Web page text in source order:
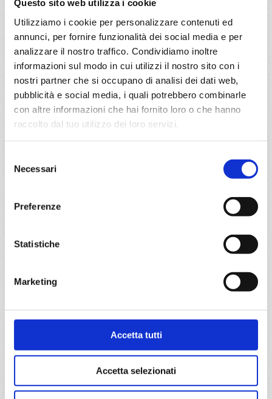
Questo sito web utilizza i cookie
Utilizziamo i cookie per personalizzare contenuti ed
annunci, per fornire funzionalità dei social media e per
analizzare il nostro traffico. Condividiamo inoltre
informazioni sul modo in cui utilizzi il nostro sito con i
nostri partner che si occupano di analisi dei dati web,
pubblicità e social media, i quali potrebbero combinarle
con altre informazioni che hai fornito loro o che hanno
raccolto dal tuo utilizzo dei loro servizi.
delNecessari
Preferenze
Statistiche
Marketing
Accetta tutti
Accetta selezionati
Mediterraneo 8 giorni
daGenovacon MSC Sinfonia
Genova, Livorno, Civitavecchia, Valencia, Barcellona,
Marsiglia, Genova, Provence(marseilles)
Mediterraneo8 giorni
Livorno, Civitavecchia, Valencia, Barcellona, Marsiglia,
Genova, Livorno, Provence(marseilles)
€ 423